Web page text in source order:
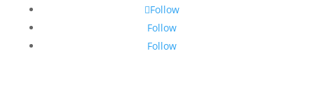
Follow
Follow
Follow